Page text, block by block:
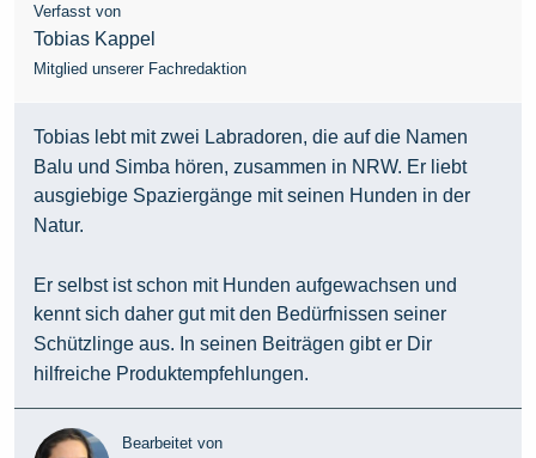
Verfasst von
Tobias Kappel
Mitglied unserer Fachredaktion
Tobias lebt mit zwei Labradoren, die auf die Namen
Balu und Simba hören, zusammen in NRW. Er liebt
ausgiebige Spaziergänge mit seinen Hunden in der
Natur.
Er selbst ist schon mit Hunden aufgewachsen und
kennt sich daher gut mit den Bedürfnissen seiner
Schützlinge aus. In seinen Beiträgen gibt er Dir
hilfreiche Produktempfehlungen.
Bearbeitet von